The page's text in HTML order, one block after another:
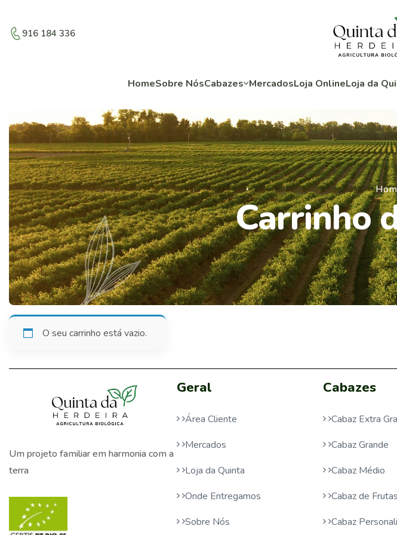
916 184 336
HomeSobre NósCabazes MercadosLoja OnlineLoja da
Carrinho
O seu carrinho está vazio.
Um projeto familiar em harmonia com a
terra
Geral
Área Cliente
Mercados
Loja da Quinta
Onde Entregamos
Sobre Nós
Cabazes
Cabaz Extra
Cabaz Grande
Cabaz Médio
Cabaz de Frutas
Cabaz